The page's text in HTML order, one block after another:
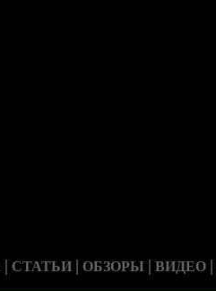
| СТАТЬИ | ОБЗОРЫ | ВИДЕО |